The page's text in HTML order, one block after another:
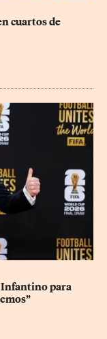
cuartos de
Infantino para